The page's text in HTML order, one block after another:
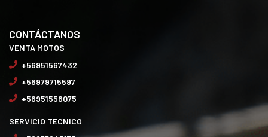
CONTÁCTANOS
VENTA MOTOS
+56951567432
+56979715597
+56951556075
SERVICIO TECNICO